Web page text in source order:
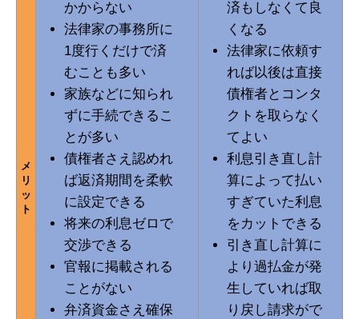
メ
リ
ッ
ト
かからない
法律家の事務所に
1度行くだけで済
むことも多い
家族などに知られ
ずに手続できるこ
とが多い
債権者さえ認めれ
ば返済期間を柔軟
に設定できる
将来の利息ゼロで
交渉できる
官報に掲載される
ことがない
弁済資金さえ確保
済もしなくて良
くなる
法律家に依頼す
れば以後は直接
債権者とコンタ
クトを取らなく
てよい
利息引き直し計
算によって払い
すぎていた利息
をカットできる
引き直し計算に
より過払金が発
生していれば取
り戻し請求がで